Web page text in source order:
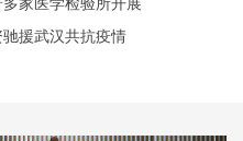
家医学检验所开展
援武汉共抗疫情